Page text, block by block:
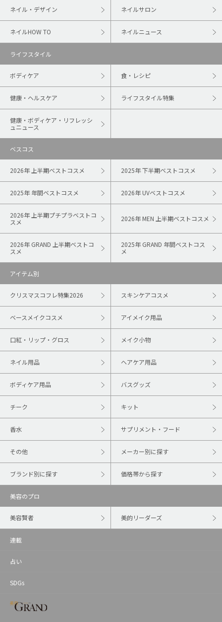
ネイル・デザイン ネイルサロン
ネイルHOW TO ネイルニュース
ライフスタイル
ボディケア 食・レシピ
健康・ヘルスケア ライフスタイル特集
健康・ボディケア・リフレッシ
ュニュース
ベスコス
2026年 上半期ベストコスメ 2025年 下半期ベストコスメ
2025年 年間ベストコスメ 2026年 UVベストコスメ
2026年 上半期プチプラベストコ
スメ
2026年 MEN 上半期ベストコスメ
2026年 GRAND 上半期ベストコ
スメ
2025年 GRAND 年間ベストコス
メ
アイテム別
クリスマスコフレ特集2026 スキンケアコスメ
ベースメイクコスメ アイメイク用品
口紅・リップ・グロス メイク小物
ネイル用品 ヘアケア用品
ボディケア用品 バスグッズ
チーク キット
香水 サプリメント・フード
その他 メーカー別に探す
ブランド別に探す 価格帯から探す
美容のプロ
美容賢者 美的リーダーズ
連載
占い
SDGs